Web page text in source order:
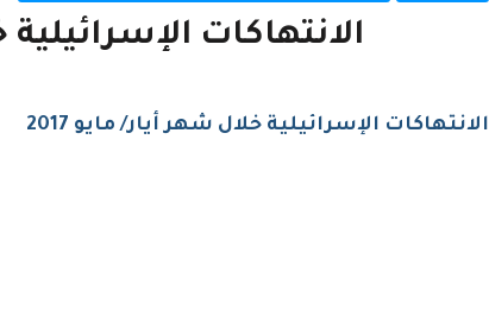
الانتهاكات الإسرائيلية
الانتهاكات الإسرائيلية خلال شهر أيار/ مايو 2017